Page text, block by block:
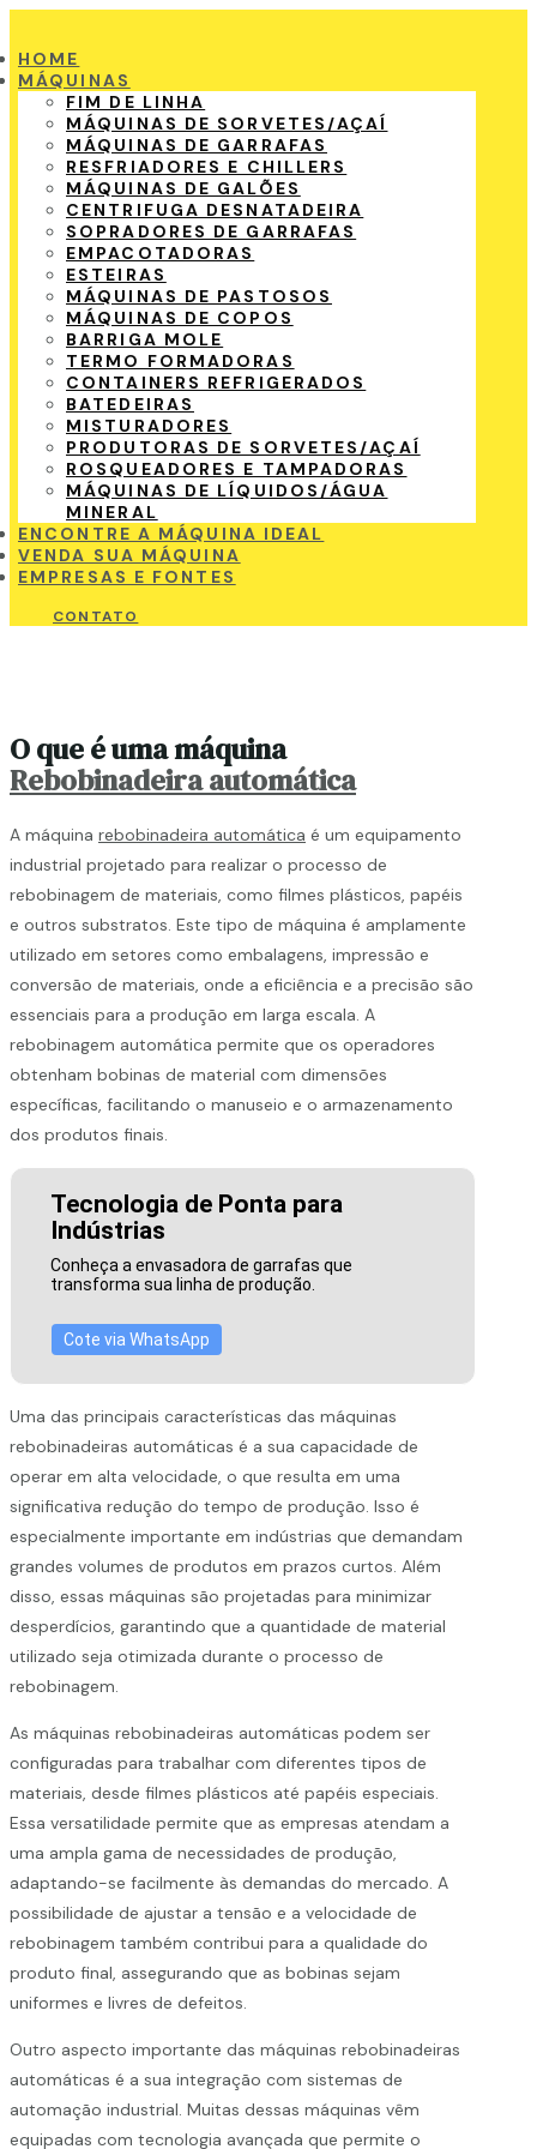
HOME
MÁQUINAS
FIM DE LINHA
MÁQUINAS DE SORVETES/AÇAÍ
MÁQUINAS DE GARRAFAS
RESFRIADORES E CHILLERS
MÁQUINAS DE GALÕES
CENTRIFUGA DESNATADEIRA
SOPRADORES DE GARRAFAS
EMPACOTADORAS
ESTEIRAS
MÁQUINAS DE PASTOSOS
MÁQUINAS DE COPOS
BARRIGA MOLE
TERMO FORMADORAS
CONTAINERS REFRIGERADOS
BATEDEIRAS
MISTURADORES
PRODUTORAS DE SORVETES/AÇAÍ
ROSQUEADORES E TAMPADORAS
MÁQUINAS DE LÍQUIDOS/ÁGUA
MINERAL
ENCONTRE A MÁQUINA IDEAL
VENDA SUA MÁQUINA
EMPRESAS E FONTES
CONTATO
O que é uma máquina
Rebobinadeira automática
A máquina rebobinadeira automática é um equipamento
industrial projetado para realizar o processo de
rebobinagem de materiais, como filmes plásticos, papéis
e outros substratos. Este tipo de máquina é amplamente
utilizado em setores como embalagens, impressão e
conversão de materiais, onde a eficiência e a precisão são
essenciais para a produção em larga escala. A
rebobinagem automática permite que os operadores
obtenham bobinas de material com dimensões
específicas, facilitando o manuseio e o armazenamento
dos produtos finais.
Tecnologia de Ponta para
Indústrias
Conheça a envasadora de garrafas que
transforma sua linha de produção.
Cote via WhatsApp
Uma das principais características das máquinas
rebobinadeiras automáticas é a sua capacidade de
operar em alta velocidade, o que resulta em uma
significativa redução do tempo de produção. Isso é
especialmente importante em indústrias que demandam
grandes volumes de produtos em prazos curtos. Além
disso, essas máquinas são projetadas para minimizar
desperdícios, garantindo que a quantidade de material
utilizado seja otimizada durante o processo de
rebobinagem.
As máquinas rebobinadeiras automáticas podem ser
configuradas para trabalhar com diferentes tipos de
materiais, desde filmes plásticos até papéis especiais.
Essa versatilidade permite que as empresas atendam a
uma ampla gama de necessidades de produção,
adaptando-se facilmente às demandas do mercado. A
possibilidade de ajustar a tensão e a velocidade de
rebobinagem também contribui para a qualidade do
produto final, assegurando que as bobinas sejam
uniformes e livres de defeitos.
Outro aspecto importante das máquinas rebobinadeiras
automáticas é a sua integração com sistemas de
automação industrial. Muitas dessas máquinas vêm
equipadas com tecnologia avançada que permite o